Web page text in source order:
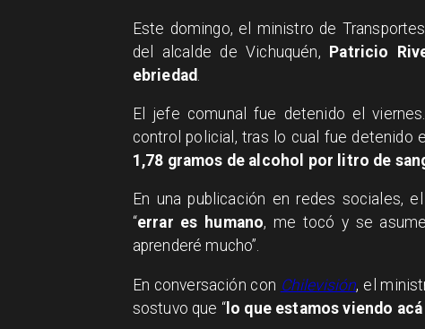
Este domingo, el ministro de
del alcalde de Vichuquén, Patricio
ebriedad
El jefe comunal fue detenido el
control policial, tras lo cual fue detenido
1,78 gramos de alcohol por litro de
En una publicación en redes sociales,
“errar es humano, me tocó y se
aprenderé mucho”.
En conversación con Chilevisión, el
sostuvo que “lo que estamos viendo